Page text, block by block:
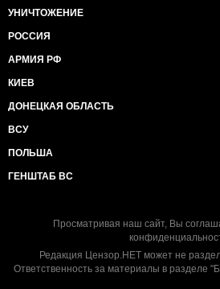
УНИЧТОЖЕНИЕ
РОССИЯ
АРМИЯ РФ
КИЕВ
ДОНЕЦКАЯ ОБЛАСТЬ
ВСУ
ПОЛЬША
ГЕНШТАБ ВС
Просматривая наш сайт, Вы
Редакция Цензор.НЕТ может не
Ответственность за материалы в разделе